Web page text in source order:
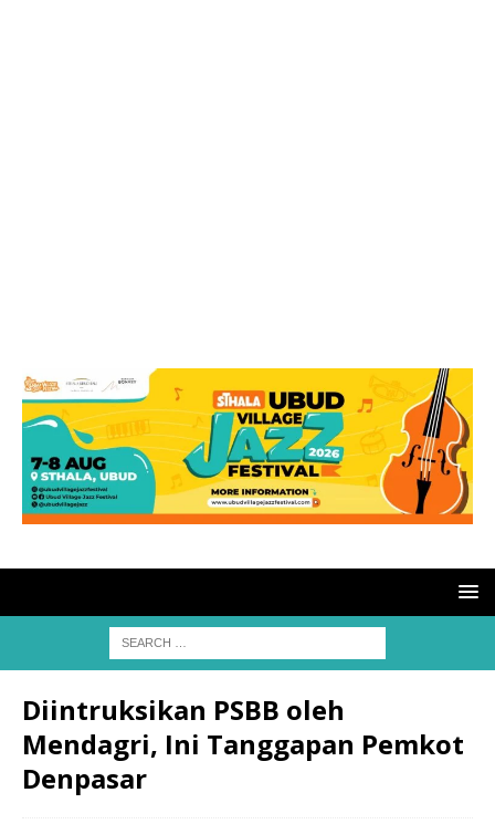
Diintruksikan PSBB oleh
Mendagri, Ini Tanggapan Pemkot
Denpasar